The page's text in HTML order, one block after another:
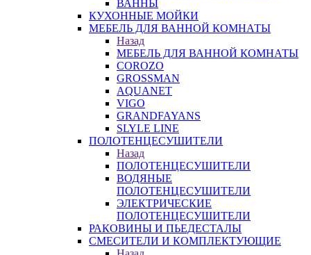
ВАННЫ
КУХОННЫЕ МОЙКИ
МЕБЕЛЬ ДЛЯ ВАННОЙ КОМНАТЫ
Назад
МЕБЕЛЬ ДЛЯ ВАННОЙ КОМНАТЫ
COROZO
GROSSMAN
AQUANET
VIGO
GRANDFAYANS
SLYLE LINE
ПОЛОТЕНЦЕСУШИТЕЛИ
Назад
ПОЛОТЕНЦЕСУШИТЕЛИ
ВОДЯНЫЕ
ПОЛОТЕНЦЕСУШИТЕЛИ
ЭЛЕКТРИЧЕСКИЕ
ПОЛОТЕНЦЕСУШИТЕЛИ
РАКОВИНЫ И ПЬЕДЕСТАЛЫ
СМЕСИТЕЛИ И КОМПЛЕКТУЮЩИЕ